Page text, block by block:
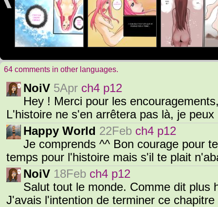
64 comments in other languages.
NoiV 5Apr ch4 p12
Hey ! Merci pour les
L'histoire ne s'en arrêtera pas là, je
Happy World 22Feb ch4 p12
Je comprends ^^ Bon courage pour
temps pour l'histoire mais s'il te plait
NoiV 18Feb ch4 p12
Salut tout le monde. Comme dit plus
J'avais l'intention de terminer ce